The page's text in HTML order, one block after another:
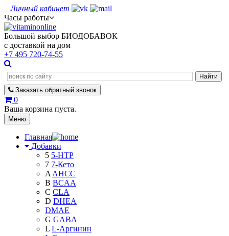
Личный кабинет
Часы работы
Большой выбор БИОДОБАВОК
с доставкой на дом
+7 495 720-74-55
Заказать обратный звонок
0
Ваша корзина пуста.
Меню
Главная
Добавки
5 5-HTP
7 7-Кето
A AHCC
B BCAA
C CLA
D DHEA
DMAE
G GABA
L L-Аргинин